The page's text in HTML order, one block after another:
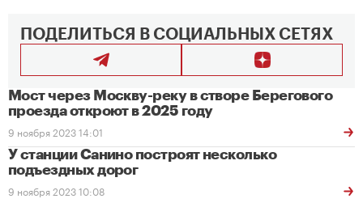
ПОДЕЛИТЬСЯ В СОЦИАЛЬНЫХ СЕТЯХ
Мост через Москву-реку в створе Берегового
проезда откроют в 2025 году
9 ноября 2023 14:01
У станции Санино построят несколько
подъездных дорог
9 ноября 2023 10:08